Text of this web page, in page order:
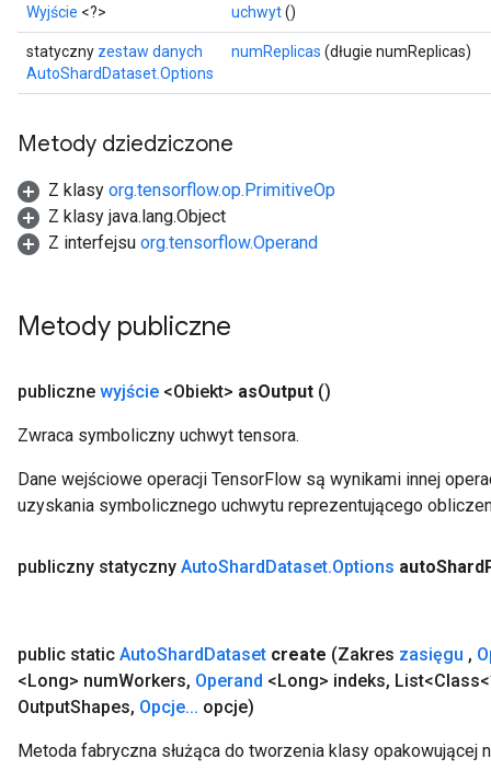
Wyjście <?> uchwyt()
statyczny zestaw danych
AutoShardDataset.Options
numReplicas (długie numReplicas)
Metody dziedziczone
Z klasy org.tensorflow.op.PrimitiveOp
Z klasy java.lang.Object
Z interfejsu org.tensorflow.Operand
Metody publiczne
publiczne wyjście <Obiekt> asOutput ()
Zwraca symboliczny uchwyt tensora.
Dane wejściowe operacji TensorFlow są wynikami innej
uzyskania symbolicznego uchwytu reprezentującego
publiczny statyczny AutoShardDataset.Options autoShard
public static AutoShardDataset create (Zakres zasięgu ,
<Long> numWorkers, Operand <Long> indeks,
OutputShapes, Opcje... opcje)
Metoda fabryczna służąca do tworzenia klasy opakowującej